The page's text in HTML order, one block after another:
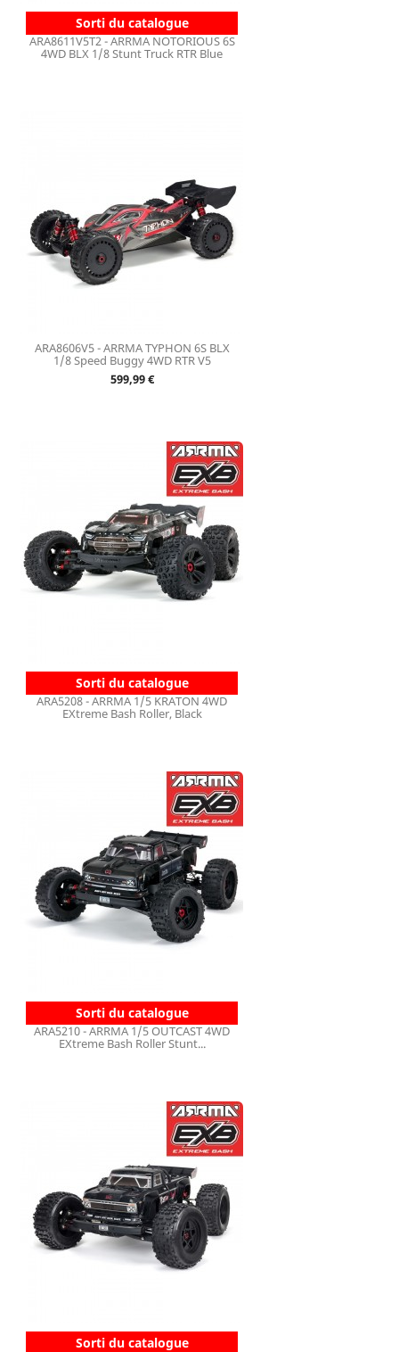
Sorti du catalogue
ARA8611V5T2 - ARRMA NOTORIOUS 6S
4WD BLX 1/8 Stunt Truck RTR Blue
ARA8606V5 - ARRMA TYPHON 6S BLX
1/8 Speed Buggy 4WD RTR V5
Prix
599,99 €
Sorti du catalogue
ARA5208 - ARRMA 1/5 KRATON 4WD
EXtreme Bash Roller, Black
Sorti du catalogue
ARA5210 - ARRMA 1/5 OUTCAST 4WD
EXtreme Bash Roller Stunt...
Sorti du catalogue